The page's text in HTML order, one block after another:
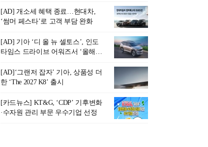
옥(Purgatory)’이라는 것이다.
연옥은 고통스럽지만 끝이 있
으며, 준비를 통해 천국으로 나
아갈 수 있는 희망의 장소라고
말한
르고 원칙으로 서다』는 단순
한 자서전을 넘어, 실패를 두려
워하지 않는 용기와 자신에 대
한 믿음이 어떻게 삶을 풍요롭
게 만드는지를 보여주는 지혜
의 보고로 평가된다.김용환 전
회장은 “인생의 목표가 크더라
도 조급해하지 말고 작은 것부
터 하나 하나 성취해 나가
라”고 조언한다. 뼈아픈 실패
조차 성공의 뼈대가 된다는 긍
[AD] 개소세 혜택 종료…현대차,
‘썸머 페스타’로 고객 부담 완화
[AD] 기아 ‘디 올 뉴 셀토스’, 인도
타임스 드라이브 어워즈서 ‘올해의
[AD]‘그랜저 잡자’ 기아, 상품성 더
한 ‘The 2027 K8’ 출시
[카드뉴스] KT&G, ‘CDP’ 기후변화
·수자원 관리 부문 우수기업 선정